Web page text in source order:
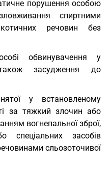
порушення особою
спиртними
речовин без
обвинувачення у
засудження до
у встановленому
за тяжкий злочин або
вогнепальної зброї,
спеціальних засобів
сльозоточивої